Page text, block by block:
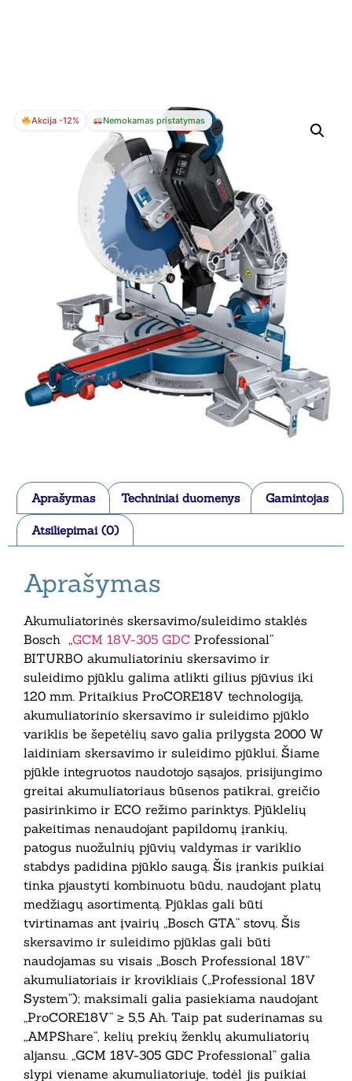
Akcija -12% Nemokamas pristatymas
Aprašymas Techniniai duomenys Gamintojas
Atsiliepimai (0)
Aprašymas
Akumuliatorinės skersavimo/suleidimo staklės
Bosch „GCM 18V-305 GDC Professional“
BITURBO akumuliatoriniu skersavimo ir
suleidimo pjūklu galima atlikti gilius pjūvius iki
120 mm. Pritaikius ProCORE18V technologiją,
akumuliatorinio skersavimo ir suleidimo pjūklo
variklis be šepetėlių savo galia prilygsta 2000 W
laidiniam skersavimo ir suleidimo pjūklui. Šiame
pjūkle integruotos naudotojo sąsajos, prisijungimo
greitai akumuliatoriaus būsenos patikrai, greičio
pasirinkimo ir ECO režimo parinktys. Pjūklelių
pakeitimas nenaudojant papildomų įrankių,
patogus nuožulnių pjūvių valdymas ir variklio
stabdys padidina pjūklo saugą. Šis įrankis puikiai
tinka pjaustyti kombinuotu būdu, naudojant platų
medžiagų asortimentą. Pjūklas gali būti
tvirtinamas ant įvairių „Bosch GTA“ stovų. Šis
skersavimo ir suleidimo pjūklas gali būti
naudojamas su visais „Bosch Professional 18V“
akumuliatoriais ir krovikliais („Professional 18V
System“); maksimali galia pasiekiama naudojant
„ProCORE18V“ ≥ 5,5 Ah. Taip pat suderinamas su
„AMPShare“, kelių prekių ženklų akumuliatorių
aljansu. „GCM 18V-305 GDC Professional“ galia
slypi viename akumuliatoriuje, todėl jis puikiai